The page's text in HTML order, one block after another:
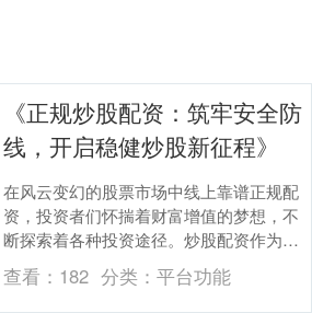
《正规炒股配资：筑牢安全防
线，开启稳健炒股新征程》
在风云变幻的股票市场中线上靠谱正规配
资，投资者们怀揣着财富增值的梦想，不
断探索着各种投资途径。炒股配资作为一
种借助杠杆放大投资收益的方式，吸引了
众多投资者的目光....
查看： 182 分类： 平台功能